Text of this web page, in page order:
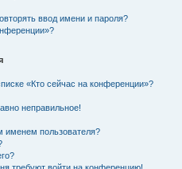
ввод имени и пароля?
«Кто сейчас на конференции»?
неправильное!
именем пользователя?